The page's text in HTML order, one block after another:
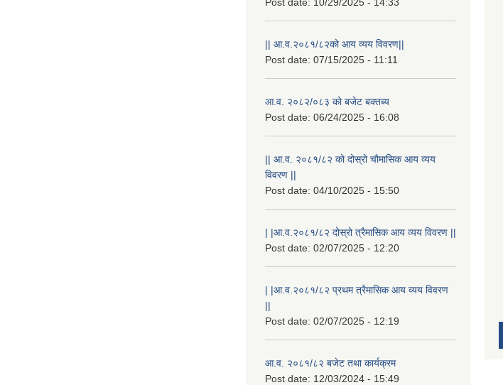
|| आ.व.२०८१/८२को आय व्यय विवरण||
Post date: 07/15/2025 - 11:11
आ.व. २०८२/०८३ को बजेट बक्तब्य
Post date: 06/24/2025 - 16:08
|| आ.व. २०८१/८२ को दोस्रो चौमासिक आय व्यय
विवरण ||
Post date: 04/10/2025 - 15:50
| |आ.व.२०८१/८२ दोस्रो त्रैमासिक आय व्यय विवरण ||
Post date: 02/07/2025 - 12:20
| |आ.व.२०८१/८२ प्रथम त्रैमासिक आय व्यय विवरण
||
Post date: 02/07/2025 - 12:19
आ.व. २०८१/८२ बजेट तथा कार्यक्रम
Post date: 12/03/2024 - 15:49